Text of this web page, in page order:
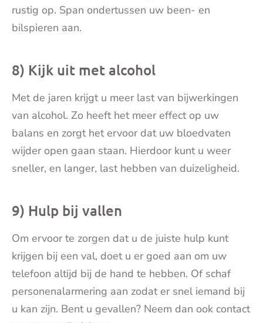
rustig op. Span ondertussen uw been- en
bilspieren aan.
8) Kijk uit met alcohol
Met de jaren krijgt u meer last van bijwerkingen
van alcohol. Zo heeft het meer effect op uw
balans en zorgt het ervoor dat uw bloedvaten
wijder open gaan staan. Hierdoor kunt u weer
sneller, en langer, last hebben van duizeligheid.
9) Hulp bij vallen
Om ervoor te zorgen dat u de juiste hulp kunt
krijgen bij een val, doet u er goed aan om uw
telefoon altijd bij de hand te hebben. Of schaf
personenalarmering aan zodat er snel iemand bij
u kan zijn. Bent u gevallen? Neem dan ook contact